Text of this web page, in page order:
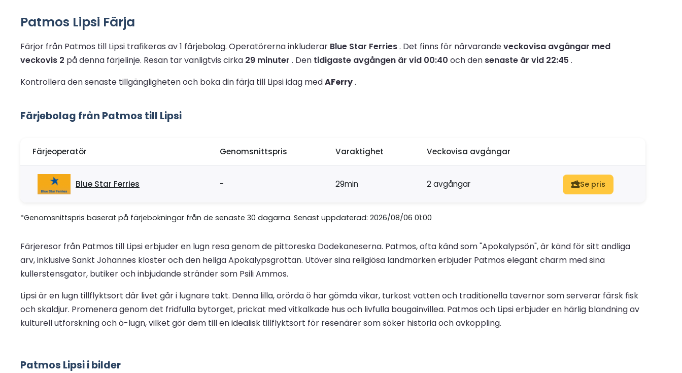
Patmos Lipsi Färja
Färjor från Patmos till Lipsi trafikeras av 1 färjebolag. Operatörerna inkluderar Blue Star Ferries. Det finns för närvarandeveckovisa avgångar med
veckovis 2 på denna färjelinje. Resan tar vanligtvis cirka 29 minuter . Den tidigaste avgången är vid 00:40 och den senaste är vid 22:45 .
Kontrollera den senaste tillgängligheten och boka din färja till Lipsi idag medAFerry.
Färjebolag från Patmos till Lipsi
Färjeoperatör Genomsnittspris Varaktighet Veckovisa avgångar
Blue Star Ferries - 29min 2 avgångar Se pris
*Genomsnittspris baserat på färjebokningar från de senaste 30 dagarna. Senast uppdaterad: 2026/08/06 01:00
Färjeresor från Patmos till Lipsi erbjuder en lugn resa genom de pittoreska Dodekaneserna. Patmos, ofta känd som "Apokalypsön", är känd för sitt andliga
arv, inklusive Sankt Johannes kloster och den heliga Apokalypsgrottan. Utöver sina religiösa landmärken erbjuder Patmos elegant charm med sina
kullerstensgator, butiker och inbjudande stränder som Psili Ammos.
Lipsi är en lugn tillflyktsort där livet går i lugnare takt. Denna lilla, orörda ö har gömda vikar, turkost vatten och traditionella tavernor som serverar färsk fisk
och skaldjur. Promenera genom det fridfulla bytorget, prickat med vitkalkade hus och livfulla bougainvillea. Patmos och Lipsi erbjuder en härlig blandning av
kulturell utforskning och ö-lugn, vilket gör dem till en idealisk tillflyktsort för resenärer som söker historia och avkoppling.
Patmos Lipsi i bilder